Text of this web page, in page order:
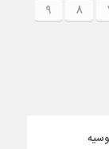
8
9